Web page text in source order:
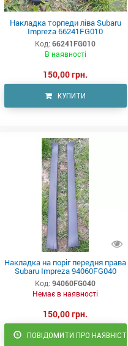
Накладка торпеди ліва Subaru
Impreza 66241FG010
Код: 66241FG010
В наявності
150,00 грн.
КУПИТИ
Накладка на поріг передня права
Subaru Impreza 94060FG040
Код: 94060FG040
Немає в наявності
150,00 грн.
ПОВІДОМИТИ ПРО НАЯВНІСТЬ